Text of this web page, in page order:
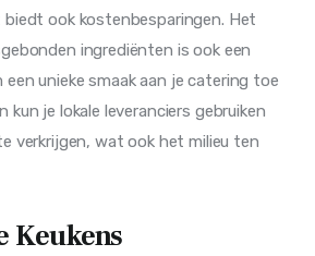
ook kostenbesparingen. Het
ingrediënten is ook een
een unieke smaak aan je catering toe
kun je lokale leveranciers gebruiken
verkrijgen, wat ook het milieu ten
Keukens